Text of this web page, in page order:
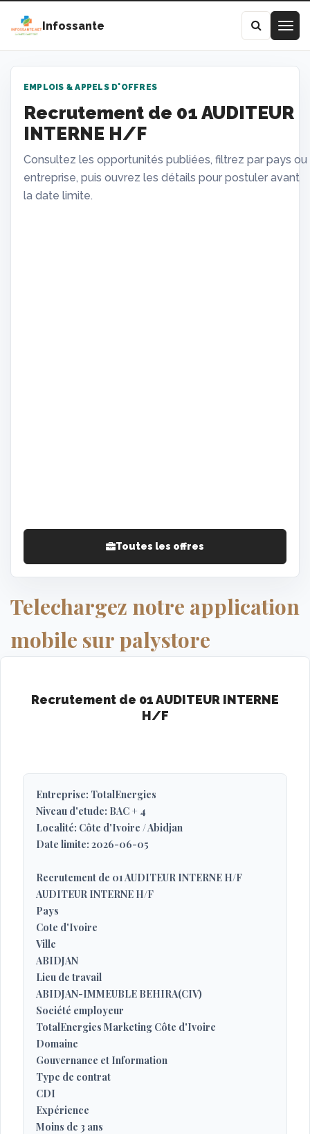
Infossante
EMPLOIS & APPELS D'OFFRES
Recrutement de 01 AUDITEUR
INTERNE H/F
Consultez les opportunités publiées, filtrez par pays ou
entreprise, puis ouvrez les détails pour postuler avant
la date limite.
Toutes les offres
Telechargez notre application
mobile sur palystore
Recrutement de 01 AUDITEUR INTERNE
H/F
Entreprise: TotalEnergies
Niveau d'etude: BAC + 4
Localité: Côte d'Ivoire / Abidjan
Date limite: 2026-06-05
Recrutement de 01 AUDITEUR INTERNE H/F
AUDITEUR INTERNE H/F
Pays
Cote d'Ivoire
Ville
ABIDJAN
Lieu de travail
ABIDJAN-IMMEUBLE BEHIRA(CIV)
Société employeur
TotalEnergies Marketing Côte d'Ivoire
Domaine
Gouvernance et Information
Type de contrat
CDI
Expérience
Moins de 3 ans